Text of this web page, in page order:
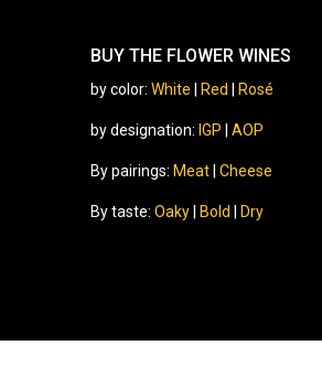
BUY THE FLOWER WINES
by color: White Red Rosé
by designation: IGP AOP
By pairings: Meat| Cheese
By taste: Oaky Bold Dry